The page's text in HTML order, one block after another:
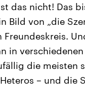
das nicht! Das
von „die
in
die meisten
– und die